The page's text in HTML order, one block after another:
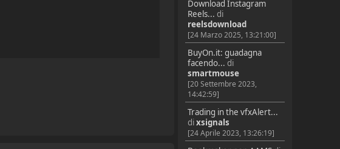
Download Instagram
Reels... di
reelsdownload
[24 Marzo 2025, 13:21:00]
BuyOn.it: guadagna
facendo... di
smartmouse
[20 Settembre 2023,
14:42:59]
Trading in the vfxAlert...
dixsignals
[24 Aprile 2023, 13:26:19]